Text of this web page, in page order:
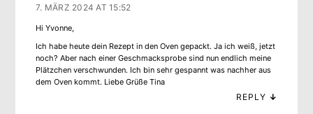
7. MÄRZ 2024 AT 15:52
Hi Yvonne,
Ich habe heute dein Rezept in den Oven gepackt. Ja ich weiß, jetzt
noch? Aber nach einer Geschmacksprobe sind nun endlich meine
Plätzchen verschwunden. Ich bin sehr gespannt was nachher aus
dem Oven kommt. Liebe Grüße Tina
REPLY ↓